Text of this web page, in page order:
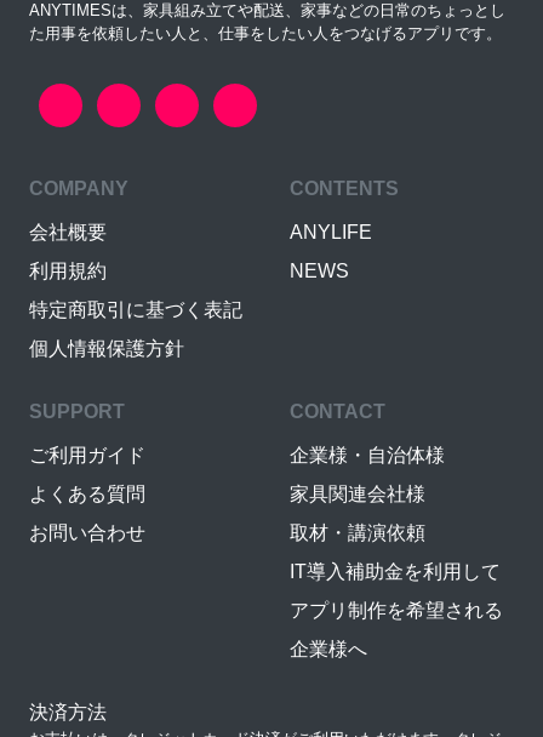
ANYTIMESは、家具組み立てや配送、家事などの日常のちょっとし
た用事を依頼したい人と、仕事をしたい人をつなげるアプリです。
COMPANY
会社概要
利用規約
特定商取引に基づく表記
個人情報保護方針
CONTENTS
ANYLIFE
NEWS
SUPPORT
ご利用ガイド
よくある質問
お問い合わせ
CONTACT
企業様・自治体様
家具関連会社様
取材・講演依頼
IT導入補助金を利用して
アプリ制作を希望される
企業様へ
決済方法